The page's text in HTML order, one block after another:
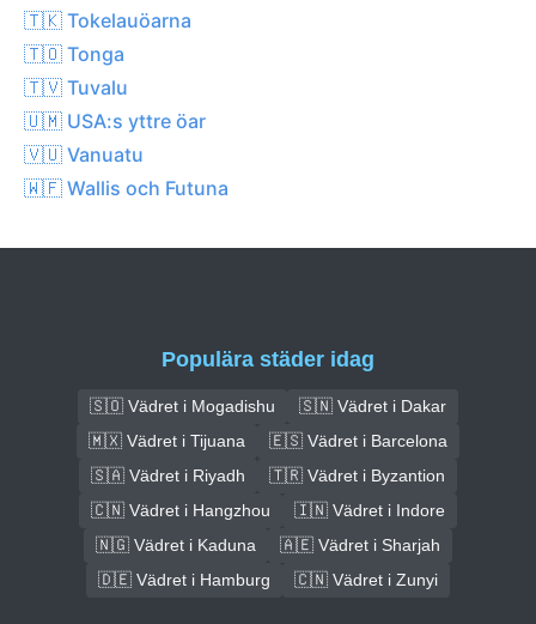
🇹🇰 Tokelauöarna
🇹🇴 Tonga
🇹🇻 Tuvalu
🇺🇲 USA:s yttre öar
🇻🇺 Vanuatu
🇼🇫 Wallis och Futuna
Populära städer idag
🇸🇴 Vädret i Mogadishu
🇸🇳 Vädret i Dakar
🇲🇽 Vädret i Tijuana
🇪🇸 Vädret i Barcelona
🇸🇦 Vädret i Riyadh
🇹🇷 Vädret i Byzantion
🇨🇳 Vädret i Hangzhou
🇮🇳 Vädret i Indore
🇳🇬 Vädret i Kaduna
🇦🇪 Vädret i Sharjah
🇩🇪 Vädret i Hamburg
🇨🇳 Vädret i Zunyi